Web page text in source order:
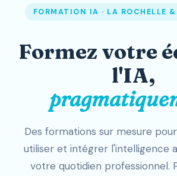
FORMATION IA · LA ROCHELLE
Formez votre
l'IA,
Des formations sur mesure
utiliser et intégrer l'intelligence
votre quotidien professionnel.